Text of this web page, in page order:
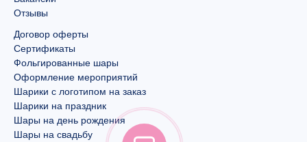
Отзывы
Договор оферты
Сертификаты
Фольгированные шары
Оформление мероприятий
Шарики с логотипом на заказ
Шарики на праздник
Шары на день рождения
Шары на свадьбу